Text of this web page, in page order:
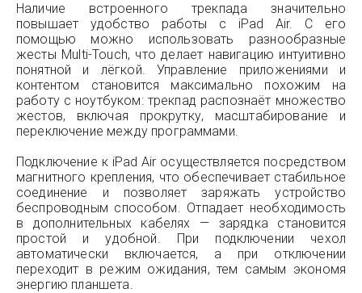
Наличие встроенного трекпада значительно
повышает удобство работы с iPad Air. С его
помощью можно использовать разнообразные
жесты Multi-Touch, что делает навигацию интуитивно
понятной и лёгкой. Управление приложениями и
контентом становится максимально похожим на
работу с ноутбуком: трекпад распознаёт множество
жестов, включая прокрутку, масштабирование и
переключение между программами.
Подключение к iPad Air осуществляется посредством
магнитного крепления, что обеспечивает стабильное
соединение и позволяет заряжать устройство
беспроводным способом. Отпадает необходимость
в дополнительных кабелях — зарядка становится
простой и удобной. При подключении чехол
автоматически включается, а при отключении
переходит в режим ожидания, тем самым экономя
энергию планшета.